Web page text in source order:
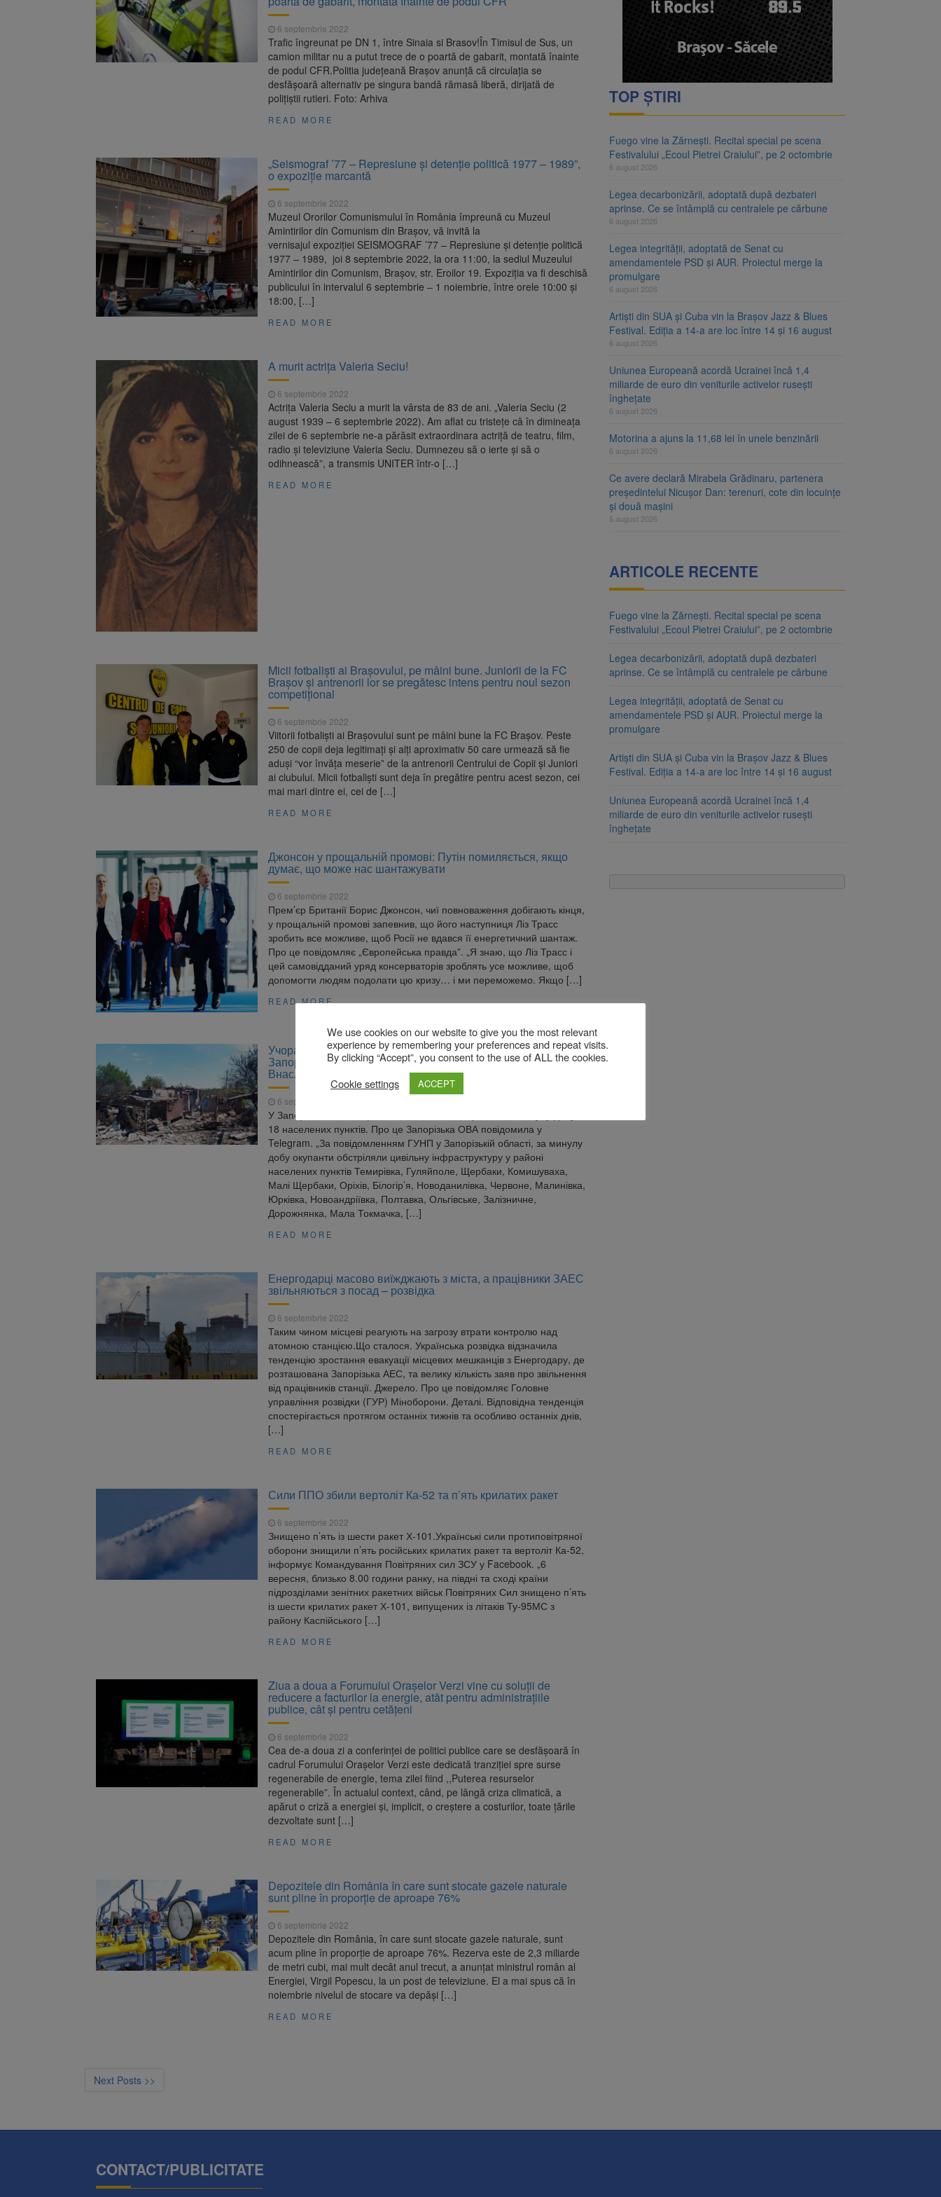
6 septembrie 2022
Trafic îngreunat pe DN 1, între Sinaia si Brasov!În Timisul de Sus, un
camion militar nu a putut trece de o poartă de gabarit, montată înainte
de podul CFR.Politia județeană Brașov anunță că circulația se
desfășoară alternativ pe singura bandă rămasă liberă, dirijată de
polițiștii rutieri. Foto: Arhiva
READ MORE
„Seismograf ’77 – Represiune și detenție politică 1977 – 1989”,
o expoziţie marcantă
6 septembrie 2022
Muzeul Ororilor Comunismului în România împreună cu Muzeul
Amintirilor din Comunism din Brașov, vă invită la
vernisajul expoziției SEISMOGRAF ’77 – Represiune și detenție politică
1977 – 1989, joi 8 septembrie 2022, la ora 11:00, la sediul Muzeului
Amintirilor din Comunism, Brașov, str. Eroilor 19. Expoziția va fi deschisă
publicului în intervalul 6 septembrie – 1 noiembrie, între orele 10:00 și
18:00, […]
READ MORE
A murit actrița Valeria Seciu!
6 septembrie 2022
Actriţa Valeria Seciu a murit la vârsta de 83 de ani. „Valeria Seciu (2
august 1939 – 6 septembrie 2022). Am aflat cu tristeţe că în dimineaţa
zilei de 6 septembrie ne-a părăsit extraordinara actriţă de teatru, film,
radio şi televiziune Valeria Seciu. Dumnezeu să o ierte şi să o
odihnească”, a transmis UNITER într-o […]
READ MORE
Micii fotbalişti ai Braşovului, pe mâini bune. Juniorii de la FC
Braşov şi antrenorii lor se pregătesc intens pentru noul sezon
competiţional
6 septembrie 2022
Viitorii fotbalişti ai Braşovului sunt pe mâini bune la FC Braşov. Peste
250 de copii deja legitimaţi şi alţi aproximativ 50 care urmează să fie
aduşi “vor învăţa meserie” de la antrenorii Centrului de Copii şi Juniori
ai clubului. Micii fotbalişti sunt deja în pregătire pentru acest sezon, cei
mai mari dintre ei, cei de […]
READ MORE
Джонсон у прощальній промові: Путін помиляється, якщо
думає, що може нас шантажувати
6 septembrie 2022
Прем’єр Британії Борис Джонсон, чиї повноваження добігають кінця,
у прощальній промові запевнив, що його наступниця Ліз Трасс
зробить все можливе, щоб Росії не вдався її енергетичний шантаж.
Про це повідомляє „Європейська правда”. „Я знаю, що Ліз Трасс і
цей самовідданий уряд консерваторів зроблять усе можливе, щоб
допомогти людям подолати цю кризу… і ми переможемо. Якщо […]
READ MORE
Учора окупанти обстріляли 18 населених пунктів у
Запорізькій області
Внаслідок обстрілів зруйнована цивільна інфраструктура
6 septembrie 2022
У Запорізькій області російські військові обстріляли за минулу добу
18 населених пунктів. Про це Запорізька ОВА повідомила у
Telegram. „За повідомленням ГУНП у Запорізькій області, за минулу
добу окупанти обстріляли цивільну інфраструктуру у районі
населених пунктів Темирівка, Гуляйполе, Щербаки, Комишуваха,
Малі Щербаки, Оріхів, Білогір’я, Новоданилівка, Червоне, Малинівка,
Юрківка, Новоандріївка, Полтавка, Ольгівське, Залізничне,
Дорожнянка, Мала Токмачка, […]
READ MORE
Енергодарці масово виїжджають з міста, а працівники ЗАЕС
звільняються з посад – розвідка
6 septembrie 2022
Таким чином місцеві реагують на загрозу втрати контролю над
атомною станцією.Що сталося. Українська розвідка відзначила
тенденцію зростання евакуації місцевих мешканців з Енергодару, де
розташована Запорізька АЕС, та велику кількість заяв про звільнення
від працівників станції. Джерело. Про це повідомляє Головне
управління розвідки (ГУР) Міноборони. Деталі. Відповідна тенденція
спостерігається протягом останніх тижнів та особливо останніх днів,
[…]
READ MORE
Сили ППО збили вертоліт Ка-52 та п’ять крилатих ракет
6 septembrie 2022
Знищено п’ять із шести ракет Х-101.Українські сили протиповітряної
оборони знищили п’ять російських крилатих ракет та вертоліт Ка-52,
інформує Командування Повітряних сил ЗСУ у Facebook. „6
вересня, близько 8.00 години ранку, на півдні та сході країни
підрозділами зенітних ракетних військ Повітряних Сил знищено п’ять
із шести крилатих ракет Х-101, випущених із літаків Ту-95МС з
району Каспійського […]
READ MORE
Ziua a doua a Forumului Orașelor Verzi vine cu soluții de
reducere a facturilor la energie, atât pentru administrațiile
publice, cât și pentru cetățeni
6 septembrie 2022
Cea de-a doua zi a conferinței de politici publice care se desfășoară în
cadrul Forumului Orașelor Verzi este dedicată tranziției spre surse
regenerabile de energie, tema zilei fiind ,,Puterea resurselor
regenerabile”. În actualul context, când, pe lângă criza climatică, a
apărut o criză a energiei și, implicit, o creștere a costurilor, toate țările
dezvoltate sunt […]
READ MORE
Depozitele din România în care sunt stocate gazele naturale
sunt pline în proporție de aproape 76%
6 septembrie 2022
Depozitele din România, în care sunt stocate gazele naturale, sunt
acum pline în proporție de aproape 76%. Rezerva este de 2,3 miliarde
de metri cubi, mai mult decât anul trecut, a anunțat ministrul român al
Energiei, Virgil Popescu, la un post de televiziune. El a mai spus că în
noiembrie nivelul de stocare va depăși […]
READ MORE
Next Posts >>
TOP ȘTIRI
Fuego vine la Zărnești. Recital special pe scena
Festivalului „Ecoul Pietrei Craiului”, pe 2 octombrie
6 august 2026
Legea decarbonizării, adoptată după dezbateri
aprinse. Ce se întâmplă cu centralele pe cărbune
6 august 2026
Legea integrității, adoptată de Senat cu
amendamentele PSD și AUR. Proiectul merge la
promulgare
6 august 2026
Artiști din SUA și Cuba vin la Brașov Jazz & Blues
Festival. Ediția a 14-a are loc între 14 și 16 august
6 august 2026
Uniunea Europeană acordă Ucrainei încă 1,4
miliarde de euro din veniturile activelor rusești
înghețate
6 august 2026
Motorina a ajuns la 11,68 lei în unele benzinării
6 august 2026
Ce avere declară Mirabela Grădinaru, partenera
președintelui Nicușor Dan: terenuri, cote din locuințe
și două mașini
5 august 2026
ARTICOLE RECENTE
Fuego vine la Zărnești. Recital special pe scena
Festivalului „Ecoul Pietrei Craiului”, pe 2 octombrie
Legea decarbonizării, adoptată după dezbateri
aprinse. Ce se întâmplă cu centralele pe cărbune
Legea integrității, adoptată de Senat cu
amendamentele PSD și AUR. Proiectul merge la
promulgare
Artiști din SUA și Cuba vin la Brașov Jazz & Blues
Festival. Ediția a 14-a are loc între 14 și 16 august
Uniunea Europeană acordă Ucrainei încă 1,4
miliarde de euro din veniturile activelor rusești
înghețate
CONTACT/PUBLICITATE
We use cookies on our website to give you the most relevant
experience by remembering your preferences and repeat visits.
By clicking “Accept”, you consent to the use of ALL the cookies.
Cookie settings
ACCEPT